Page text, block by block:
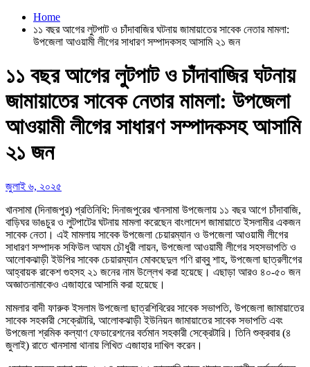
Home
১১ বছর আগের লুটপাট ও চাঁদাবাজির ঘটনায় জামায়াতের সাবেক নেতার মামলা:
উপজেলা আওয়ামী লীগের সাধারণ সম্পাদকসহ আসামি ২১ জন
১১ বছর আগের লুটপাট ও চাঁদাবাজির ঘটনায়
জামায়াতের সাবেক নেতার মামলা: উপজেলা
আওয়ামী লীগের সাধারণ সম্পাদকসহ আসামি
২১ জন
জুলাই ৬, ২০২৫
খানসামা (দিনাজপুর) প্রতিনিধি: দিনাজপুরের খানসামা উপজেলায় ১১ বছর আগে চাঁদাবাজি,
বাড়িঘর ভাঙচুর ও লুটপাটের ঘটনায় মামলা করেছেন বাংলাদেশ জামায়াতে ইসলামীর একজন
সাবেক নেতা। এই মামলায় সাবেক উপজেলা চেয়ারম্যান ও উপজেলা আওয়ামী লীগের
সাধারণ সম্পাদক সফিউল আযম চৌধুরী লায়ন, উপজেলা আওয়ামী লীগের সহসভাপতি ও
আলোকঝাড়ী ইউপির সাবেক চেয়ারম্যান মোকছেদুল গণি রাব্বু শাহ, উপজেলা ছাত্রলীগের
আহ্বায়ক রাকেশ গুহসহ ২১ জনের নাম উল্লেখ করা হয়েছে। এছাড়া আরও ৪০-৫০ জন
অজ্ঞাতনামাকেও এজাহারে আসামি করা হয়েছে।
মামলার বাদী ফারুক ইসলাম উপজেলা ছাত্রশিবিরের সাবেক সভাপতি, উপজেলা জামায়াতের
সাবেক সহকারী সেক্রেটারি, আলোকঝাড়ী ইউনিয়ন জামায়াতের সাবেক সভাপতি এবং
উপজেলা শ্রমিক কল্যাণ ফেডারেশনের বর্তমান সহকারী সেক্রেটারি। তিনি শুক্রবার (৪
জুলাই) রাতে খানসামা থানায় লিখিত এজাহার দাখিল করেন।